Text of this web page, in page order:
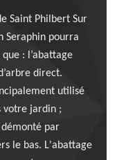
Saint Philbert Sur
Seraphin pourra
: l’abattage
direct.
utilisé
votre jardin ;
démonté par
le bas. L'abattage